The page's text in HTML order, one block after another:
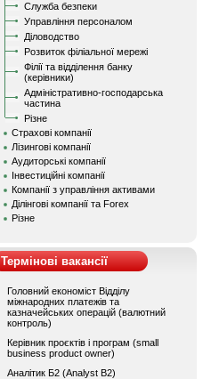
Служба безпеки
Управління персоналом
Діловодство
Розвиток філіальної мережі
Філії та відділення банку
(керівники)
Адміністративно-господарська
частина
Різне
Страхові компанії
Лізингові компанії
Аудиторські компанії
Інвестиційні компанії
Компанії з управління активами
Ділінгові компанії та Forex
Різне
Термінові вакансії
Головний економіст Відділу
міжнародних платежів та
казначейських операцій (валютний
контроль)
Керівник проєктів і програм (small
business product owner)
Аналітик Б2 (Analyst B2)